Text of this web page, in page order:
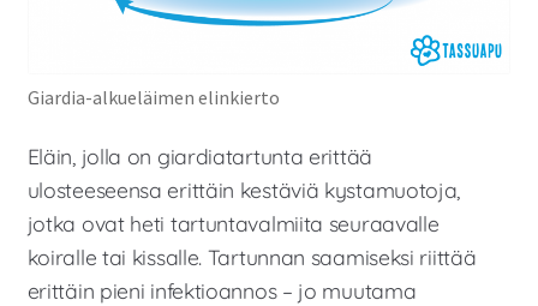
Giardia-alkueläimen elinkierto
Eläin, jolla on giardiatartunta erittää
ulosteeseensa erittäin kestäviä kystamuotoja,
jotka ovat heti tartuntavalmiita seuraavalle
koiralle tai kissalle. Tartunnan saamiseksi riittää
erittäin pieni infektioannos – jo muutama